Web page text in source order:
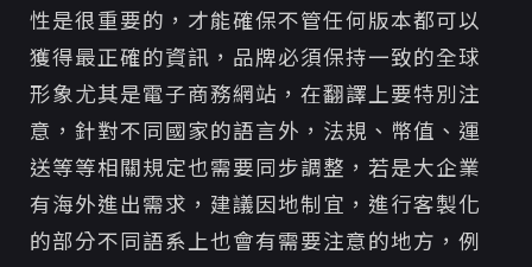
性是很重要的，才能確保不管任何版本都可以
獲得最正確的資訊，品牌必須保持一致的全球
形象尤其是電子商務網站，在翻譯上要特別注
意，針對不同國家的語言外，法規、幣值、運
送等等相關規定也需要同步調整，若是大企業
有海外進出需求，建議因地制宜，進行客製化
的部分不同語系上也會有需要注意的地方，例